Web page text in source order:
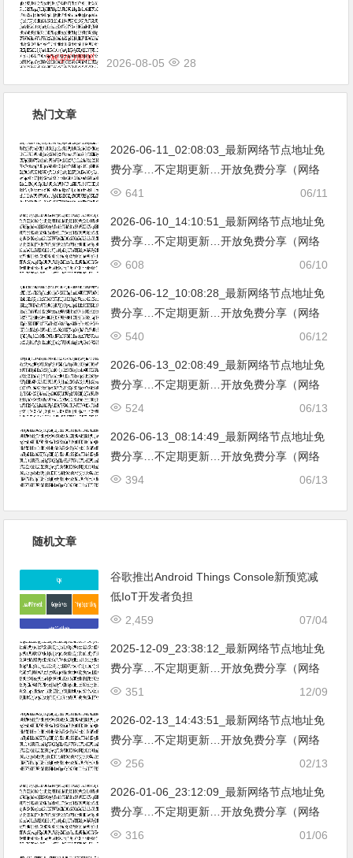
2026-08-05 28
热门文章
2026-06-11_02:08:03_最新网络节点地址免
费分享…不定期更新…开放免费分享（网络
免费节点香港|日本|韩国|新加坡|台湾|马来西
06/11
641
2026-06-10_14:10:51_最新网络节点地址免
费分享…不定期更新…开放免费分享（网络
免费节点香港|日本|韩国|新加坡|台湾|马来西
06/10
608
2026-06-12_10:08:28_最新网络节点地址免
费分享…不定期更新…开放免费分享（网络
免费节点香港|日本|韩国|新加坡|台湾|马来西
06/12
540
2026-06-13_02:08:49_最新网络节点地址免
费分享…不定期更新…开放免费分享（网络
免费节点香港|日本|韩国|新加坡|台湾|马来西
06/13
524
2026-06-13_08:14:49_最新网络节点地址免
费分享…不定期更新…开放免费分享（网络
免费节点香港|日本|韩国|新加坡|台湾|马来西
06/13
394
随机文章
谷歌推出Android Things Console新预览减
低IoT开发者负担
07/04
2,459
2025-12-09_23:38:12_最新网络节点地址免
费分享…不定期更新…开放免费分享（网络
免费节点香港|日本|韩国|新加坡|台湾|马来西
12/09
351
2026-02-13_14:43:51_最新网络节点地址免
费分享…不定期更新…开放免费分享（网络
免费节点香港|日本|韩国|新加坡|台湾|马来西
02/13
256
2026-01-06_23:12:09_最新网络节点地址免
费分享…不定期更新…开放免费分享（网络
免费节点香港|日本|韩国|新加坡|台湾|马来西
01/06
316